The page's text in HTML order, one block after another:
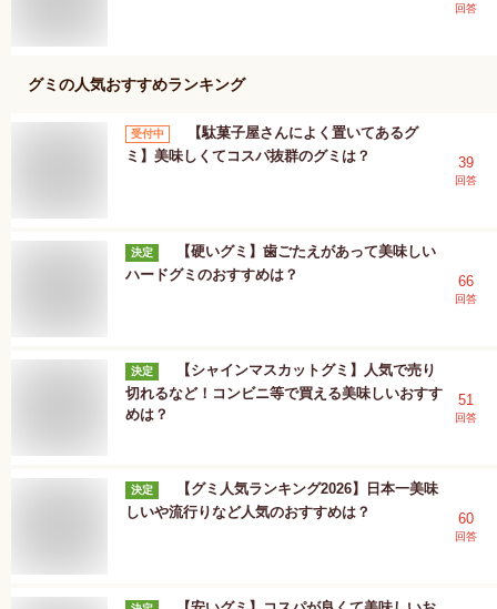
回答
グミ の人気おすすめランキング
受付中
【駄菓子屋さんによく置いてあるグ
ミ】美味しくてコスパ抜群のグミは？
39
回答
決定
【硬いグミ】歯ごたえがあって美味しい
ハードグミのおすすめは？
66
回答
決定
【シャインマスカットグミ】人気で売り
切れるなど！コンビニ等で買える美味しいおすす
めは？
51
回答
決定
【グミ人気ランキング2026】日本一美味
しいや流行りなど人気のおすすめは？
60
回答